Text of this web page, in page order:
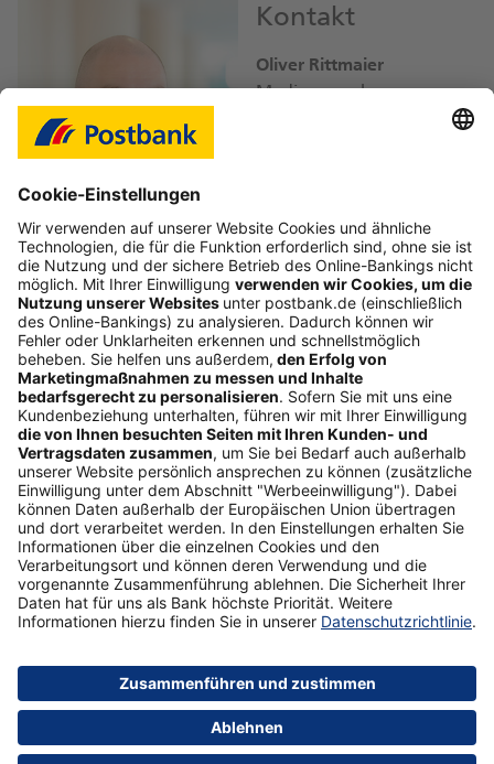
Kontakt
Oliver Rittmaier
Mediensprecher
Folgen Sie uns
Postbank Newsletter
E-Mail-Adresse Abonnieren
Datenschutz